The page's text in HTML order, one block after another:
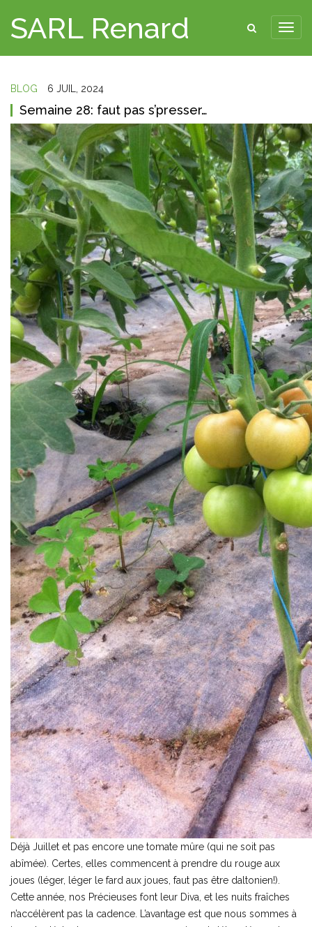
SARL Renard
BLOG 6 JUIL, 2024
Semaine 28: faut pas s’presser…
Déjà Juillet et pas encore une tomate mûre (qui ne soit pas
abîmée). Certes, elles commencent à prendre du rouge aux
joues (léger, léger le fard aux joues, faut pas être daltonien!).
Cette année, nos Précieuses font leur Diva, et les nuits fraîches
n’accélèrent pas la cadence. L’avantage est que nous sommes à